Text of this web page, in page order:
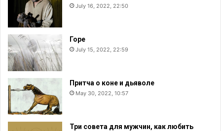
July 16, 2022, 22:50
Горе
July 15, 2022, 22:59
Притча о коне и дьяволе
May 30, 2022, 10:57
Три совета для мужчин, как любить